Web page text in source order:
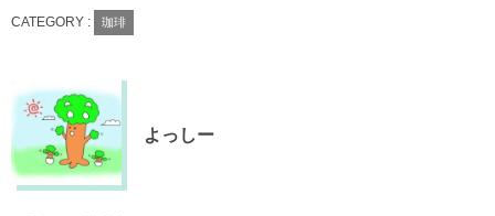
CATEGORY : 珈琲
よっしー